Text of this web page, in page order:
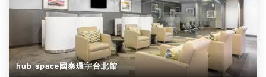
hub space國泰環宇台北館